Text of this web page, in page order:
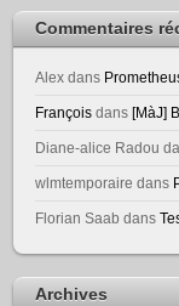
Commentaires
Alex dans
François dans[MàJ]
Diane-alice Radou
wlmtemporaire dans
Florian Saab dans
Archives